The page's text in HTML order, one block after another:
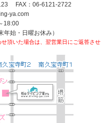
FAX：06-6121-2722
ya.com
18:00
年始・日曜お休み）
頂いた場合は、翌営業日にご返答させ